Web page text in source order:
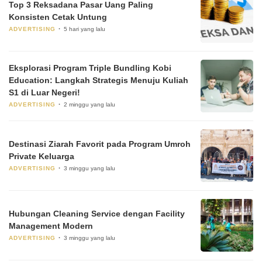
Top 3 Reksadana Pasar Uang Paling
Konsisten Cetak Untung
ADVERTISING 5 hari yang lalu
Eksplorasi Program Triple Bundling Kobi
Education: Langkah Strategis Menuju Kuliah
S1 di Luar Negeri!
ADVERTISING 2 minggu yang lalu
Destinasi Ziarah Favorit pada Program Umroh
Private Keluarga
ADVERTISING 3 minggu yang lalu
Hubungan Cleaning Service dengan Facility
Management Modern
ADVERTISING 3 minggu yang lalu